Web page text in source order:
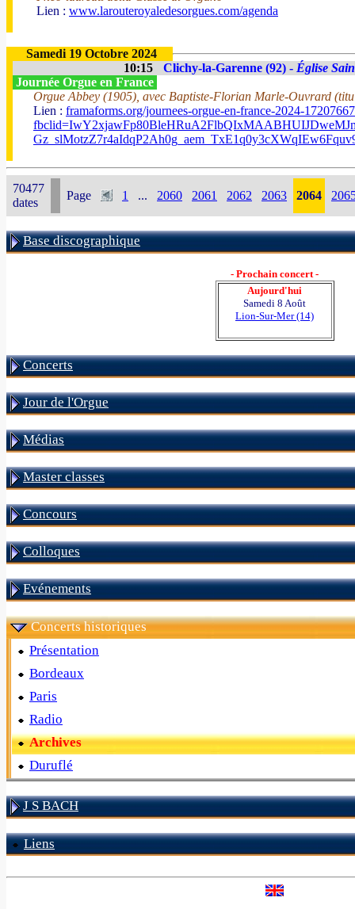
Lien : www.larouteroyaledesorgues.com/agenda
Samedi 19 Octobre 2024
10:15
Clichy-la-Garenne (92) - Église
Journée Orgue en France
Orgue Abbey (1905), avec Baptiste-Florian Marle-Ouvrard
Lien : framaforms.org/journees-orgue-en-france-2024-
70477
dates
Page 1 ... 2060 2061 2062 2063 2064
Base discographique
- Prochain concert -
Aujourd'hui
Samedi 8 Août
Lion-Sur-Mer (14)
Concerts
Jour de l'Orgue
Médias
Master classes
Concours
Colloques
Evénements
Concerts historiques
Présentation
Bordeaux
Paris
Radio
Archives
Duruflé
J S BACH
Liens